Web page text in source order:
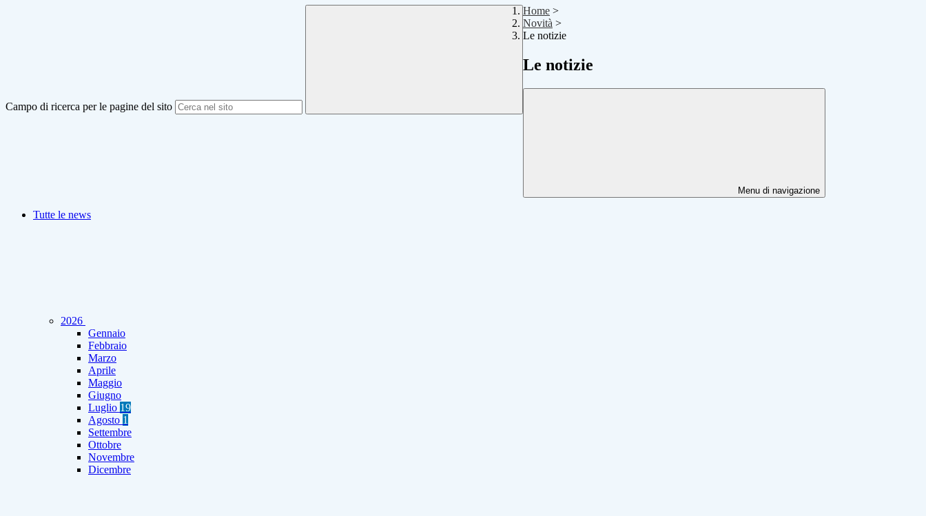
Campo di ricerca per le pagine del sito
Home >
Novità >
Le notizie
Le notizie
Menu di navigazione
Tutte le news
2026
Gennaio
Febbraio
Marzo
Aprile
Maggio
Giugno
Luglio 19
Agosto 1
Settembre
Ottobre
Novembre
Dicembre